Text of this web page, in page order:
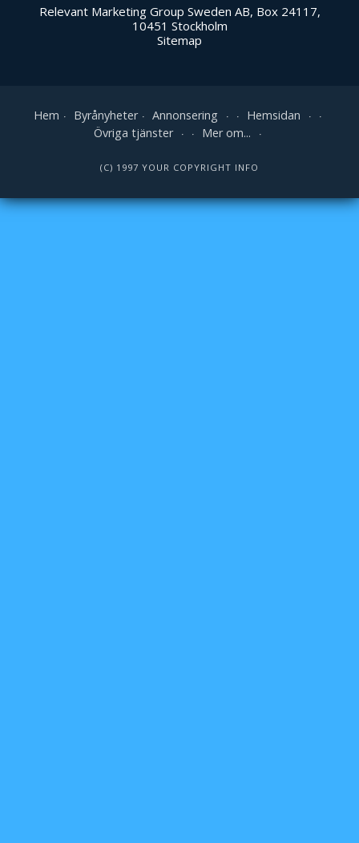
Relevant Marketing Group Sweden AB, Box 24117,
10451 Stockholm
Sitemap
Hem Byrånyheter Annonsering
Hemsidan
Övriga tjänster
Mer om...
(C) 1997 YOUR COPYRIGHT INFO